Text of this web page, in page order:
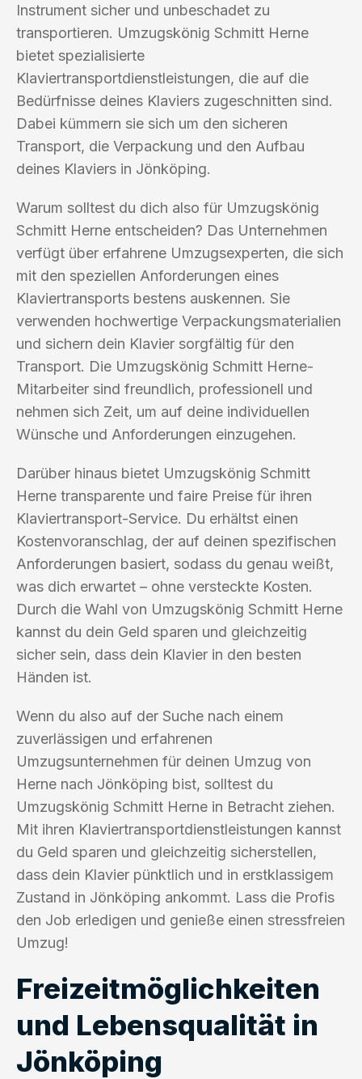
Instrument sicher und unbeschadet zu
transportieren. Umzugskönig Schmitt Herne
bietet spezialisierte
Klaviertransportdienstleistungen, die auf die
Bedürfnisse deines Klaviers zugeschnitten sind.
Dabei kümmern sie sich um den sicheren
Transport, die Verpackung und den Aufbau
deines Klaviers in Jönköping.
Warum solltest du dich also für Umzugskönig
Schmitt Herne entscheiden? Das Unternehmen
verfügt über erfahrene Umzugsexperten, die sich
mit den speziellen Anforderungen eines
Klaviertransports bestens auskennen. Sie
verwenden hochwertige Verpackungsmaterialien
und sichern dein Klavier sorgfältig für den
Transport. Die Umzugskönig Schmitt Herne-
Mitarbeiter sind freundlich, professionell und
nehmen sich Zeit, um auf deine individuellen
Wünsche und Anforderungen einzugehen.
Darüber hinaus bietet Umzugskönig Schmitt
Herne transparente und faire Preise für ihren
Klaviertransport-Service. Du erhältst einen
Kostenvoranschlag, der auf deinen spezifischen
Anforderungen basiert, sodass du genau weißt,
was dich erwartet – ohne versteckte Kosten.
Durch die Wahl von Umzugskönig Schmitt Herne
kannst du dein Geld sparen und gleichzeitig
sicher sein, dass dein Klavier in den besten
Händen ist.
Wenn du also auf der Suche nach einem
zuverlässigen und erfahrenen
Umzugsunternehmen für deinen Umzug von
Herne nach Jönköping bist, solltest du
Umzugskönig Schmitt Herne in Betracht ziehen.
Mit ihren Klaviertransportdienstleistungen kannst
du Geld sparen und gleichzeitig sicherstellen,
dass dein Klavier pünktlich und in erstklassigem
Zustand in Jönköping ankommt. Lass die Profis
den Job erledigen und genieße einen stressfreien
Umzug!
Freizeitmöglichkeiten
und Lebensqualität in
Jönköping